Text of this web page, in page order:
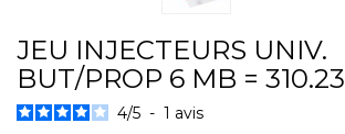
JEU INJECTEURS UNIV.
BUT/PROP 6 MB = 310.23
4/5 - 1 avis